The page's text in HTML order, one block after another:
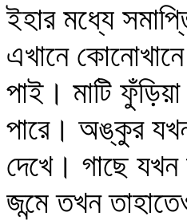
ইহার মধ্যে
এখানে
পাই। মাটি
পারে। অঙ্কুর
দেখে। গাছে
জন্মে তখন